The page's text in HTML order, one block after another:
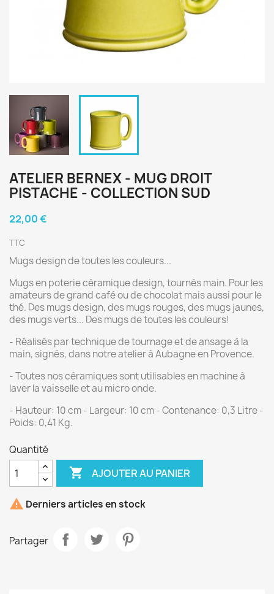
ATELIER BERNEX - MUG DROIT
PISTACHE - COLLECTION SUD
22,00 €
TTC
Mugs design de toutes les couleurs...
Mugs en poterie céramique design, tournés main. Pour les
amateurs de grand café ou de chocolat mais aussi pour le
thé. Des mugs design, des mugs rouges, des mugs jaunes,
des mugs verts... Des mugs de toutes les couleurs!
- Réalisés par technique de tournage et de ansage à la
main, signés, dans notre atelier à Aubagne en Provence.
- Toutes nos céramiques sont utilisables en machine à
laver la vaisselle et au micro onde.
- Hauteur: 10 cm - Largeur: 10 cm - Contenance: 0,3 Litre -
Poids: 0,41 Kg.
Quantité
 AJOUTER AU PANIER
 Derniers articles en stock
Partager